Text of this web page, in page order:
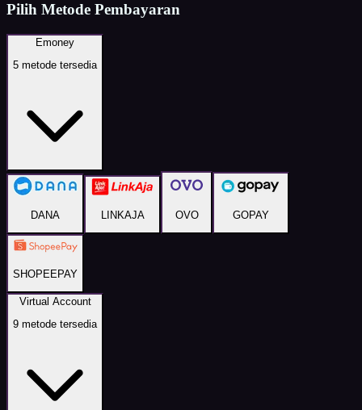
Pilih Metode Pembayaran
Emoney
5 metode tersedia
DANA LINKAJA OVO GOPAY
SHOPEEPAY
Virtual Account
9 metode tersedia